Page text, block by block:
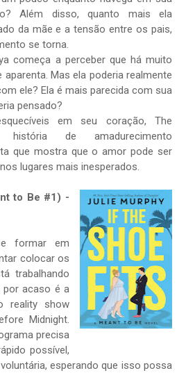
Além disso, quanto mais ela
da mãe e a tensão entre os pais,
se torna.
começa a perceber que há muito
Mas ela poderia realmente
ele? Ela é mais parecida com sua
pensado?
em seu coração, The
de amadurecimento
que mostra que o amor pode ser
lugares mais inesperados.
to Be #1) -
formar em
colocar os
trabalhando
por acaso é a
reality show
Midnight.
precisa
possível,
esperando que isso possa